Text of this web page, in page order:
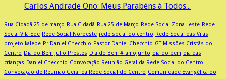
Carlos Andrade Ono: Meus Parabéns à Todos...
Rua Cidadã 25 de março Rua Cidadã Rua 25 de Março Rede Social Zona Leste Rede
Social Vila Ede Rede Social Noroeste rede social do centro Rede Social das Vilas
projeto kalebe Pr Daniel Checchio Pastor Daniel Checchio GT Missões Cristãs do
Centro Dia do Bem Julio Prestes Dia do Bem #TamoJunto dia do bem dia das
crianças Daniel Checchio Convocação Reunião Geral da Rede Social do Centro
Convocação de Reunião Geral da Rede Social do Centro Comunidade Evangélica do